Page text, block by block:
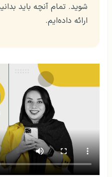
شوید. تمام آنچه باید
ارائه داده‌ایم.